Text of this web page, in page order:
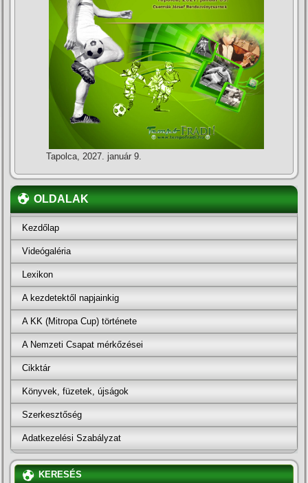
Tapolca, 2027. január 9.
OLDALAK
Kezdőlap
Videógaléria
Lexikon
A kezdetektől napjainkig
A KK (Mitropa Cup) története
A Nemzeti Csapat mérkőzései
Cikktár
Könyvek, füzetek, újságok
Szerkesztőség
Adatkezelési Szabályzat
KERESÉS